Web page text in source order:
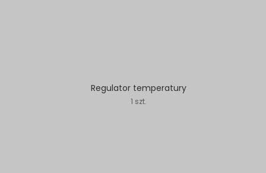
Regulator temperatury
1 szt.